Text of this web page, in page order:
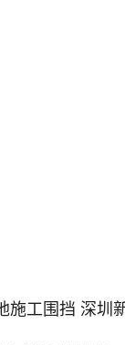
施工围挡 深圳